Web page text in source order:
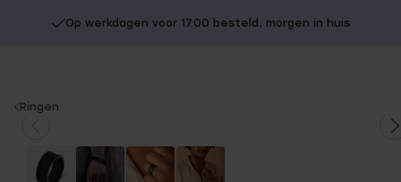
Op werkdagen voor 17.00 besteld, morgen in huis
You
here:
Ringen